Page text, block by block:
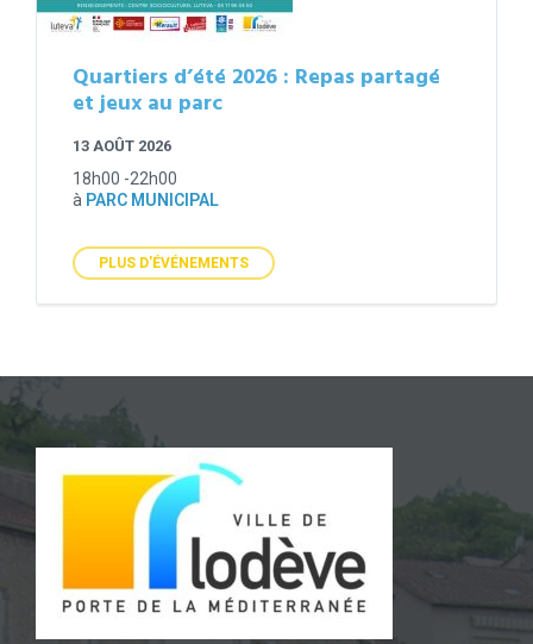
Quartiers d’été 2026 : Repas partagé
et jeux au parc
13 AOÛT 2026
18h00 -22h00
à PARC MUNICIPAL
PLUS D'ÉVÉNEMENTS